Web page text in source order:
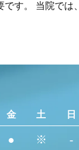
す。 当院では、
金 土 日
● ※ -